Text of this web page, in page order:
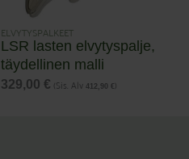
ELVYTYSPALKEET
LSR lasten elvytyspalje,
täydellinen malli
329,00€ (Sis. Alv412,90 € )